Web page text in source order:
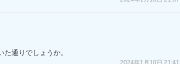
通りでしょうか。
2024年1月10日 21:41